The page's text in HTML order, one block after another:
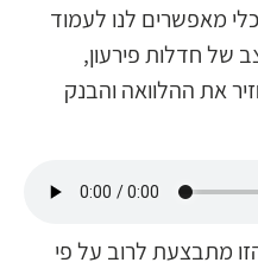
מאפשרים לנו לעמוד
חדלות פירעון,
את ההלוואה והבנק
מתבצעת לרוב על פי